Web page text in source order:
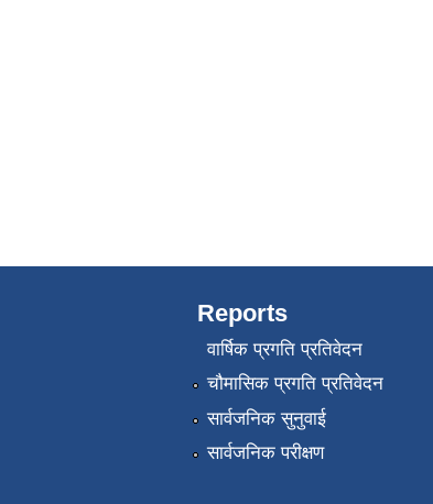
Reports
वार्षिक प्रगति प्रतिवेदन
चौमासिक प्रगति प्रतिवेदन
सार्वजनिक सुनुवाई
सार्वजनिक परीक्षण